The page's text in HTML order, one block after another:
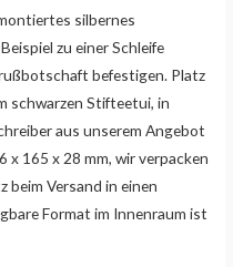
silbernes
zu einer Schleife
befestigen. Platz
schwarzen Stifteetui, in
aus unserem Angebot
x 165 x 28 mm, wir verpacken
beim Versand in einen
Format im Innenraum ist